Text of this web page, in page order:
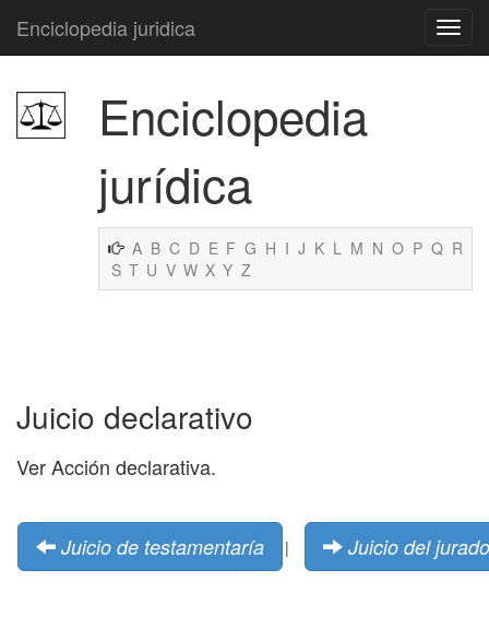
Enciclopedia juridica
Enciclopedia
jurídica
A B C D E F G H I J K L M N O P Q R
S T U V W X Y Z
Juicio declarativo
Ver Acción declarativa.
Juicio de testamentaría | Juicio del jurado